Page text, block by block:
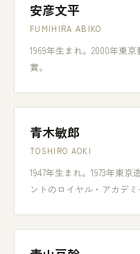
安彦文平
FUMIHIRA ABIKO
1969年生まれ。2000年東
賞。
青木敏郎
TOSHIRO AOKI
1947年生まれ。1973年東
ントのロイヤル・アカデミ